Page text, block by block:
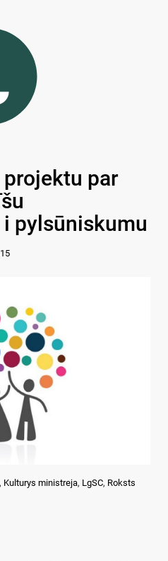
projektu par
pylsūniskumu
, Kulturys ministreja, LgSC, Roksts